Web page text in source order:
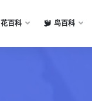
花百科 鸟百科